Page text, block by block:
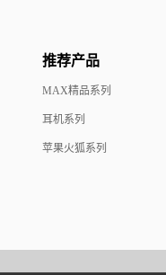
推荐产品
MAX精品系列
耳机系列
苹果火狐系列